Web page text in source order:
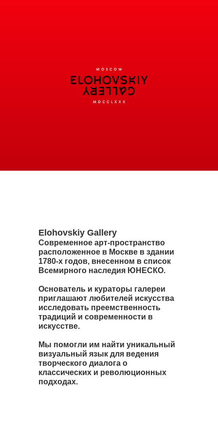
Elohovskiy Gallery
Современное арт-пространство
расположенное в Москве в здании
1780-х годов, внесенном в список
Всемирного наследия ЮНЕСКО.
Основатель и кураторы галереи
приглашают любителей искусства
исследовать преемственность
традиций и современности в
искусстве.
Мы помогли им найти уникальный
визуальный язык для ведения
творческого диалога о
классических и революционных
подходах.